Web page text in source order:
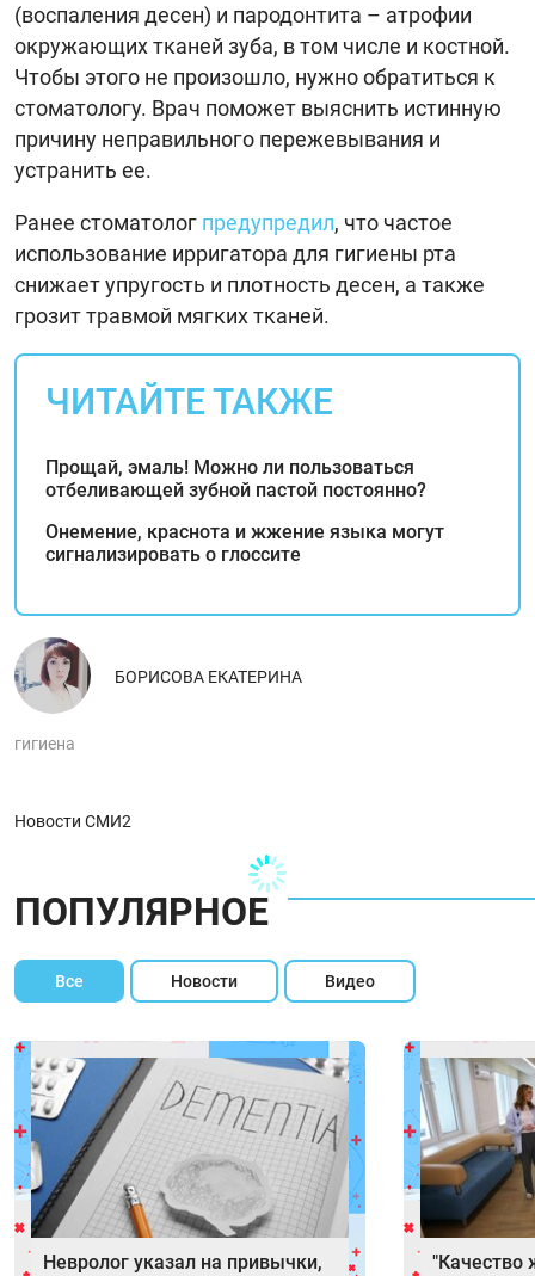
(воспаления десен) и пародонтита – атрофии
окружающих тканей зуба, в том числе и костной.
Чтобы этого не произошло, нужно обратиться к
стоматологу. Врач поможет выяснить истинную
причину неправильного пережевывания и
устранить ее.
Ранее стоматолог предупредил, что частое
использование ирригатора для гигиены рта
снижает упругость и плотность десен, а также
грозит травмой мягких тканей.
ЧИТАЙТЕ ТАКЖЕ
Прощай, эмаль! Можно ли пользоваться
отбеливающей зубной пастой постоянно?
Онемение, краснота и жжение языка могут
сигнализировать о глоссите
БОРИСОВА ЕКАТЕРИНА
гигиена
Новости СМИ2
ПОПУЛЯРНОЕ
Все Новости Видео
Невролог указал на привычки,
"Качество